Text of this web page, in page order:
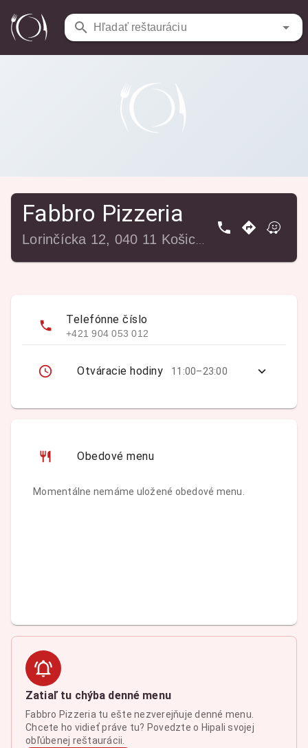
Hľadať reštauráciu
Reštaurácie / Fabbro Pizzeria
Fabbro Pizzeria
Lorinčícka 12, 040 11 Košice-Lorinčík, Slovensko
Telefónne číslo
+421 904 053 012
Otváracie hodiny 11:00–23:00
Obedové menu
Momentálne nemáme uložené obedové menu.
Zatiaľ tu chýba denné menu
Fabbro Pizzeria tu ešte nezverejňuje denné menu.
Chcete ho vidieť práve tu? Povedzte o Hipali svojej
obľúbenej reštaurácii.